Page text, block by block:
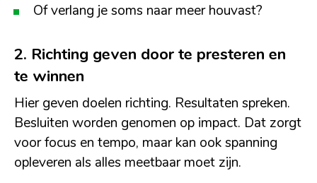
Of verlang je soms naar meer houvast?
2. Richting geven door te presteren en
te winnen
Hier geven doelen richting. Resultaten spreken.
Besluiten worden genomen op impact. Dat zorgt
voor focus en tempo, maar kan ook spanning
opleveren als alles meetbaar moet zijn.